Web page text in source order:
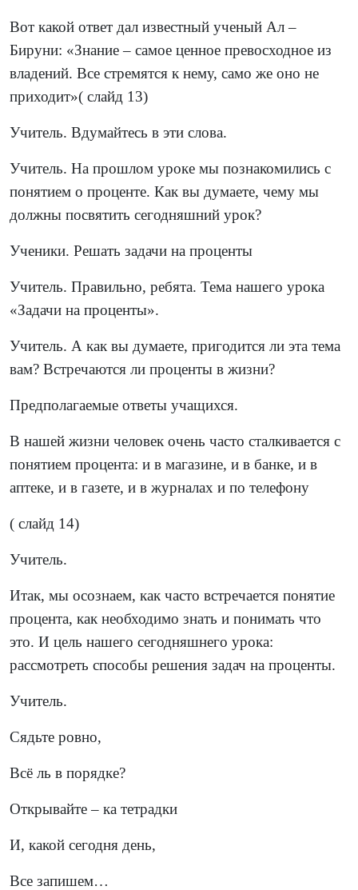
Вот какой ответ дал известный ученый Ал –
Бируни: «Знание – самое ценное превосходное из
владений. Все стремятся к нему, само же оно не
приходит»( слайд 13)
Учитель. Вдумайтесь в эти слова.
Учитель. На прошлом уроке мы познакомились с
понятием о проценте. Как вы думаете, чему мы
должны посвятить сегодняшний урок?
Ученики. Решать задачи на проценты
Учитель. Правильно, ребята. Тема нашего урока
«Задачи на проценты».
Учитель. А как вы думаете, пригодится ли эта тема
вам? Встречаются ли проценты в жизни?
Предполагаемые ответы учащихся.
В нашей жизни человек очень часто сталкивается с
понятием процента: и в магазине, и в банке, и в
аптеке, и в газете, и в журналах и по телефону
( слайд 14)
Учитель.
Итак, мы осознаем, как часто встречается понятие
процента, как необходимо знать и понимать что
это. И цель нашего сегодняшнего урока:
рассмотреть способы решения задач на проценты.
Учитель.
Сядьте ровно,
Всё ль в порядке?
Открывайте – ка тетрадки
И, какой сегодня день,
Все запишем…